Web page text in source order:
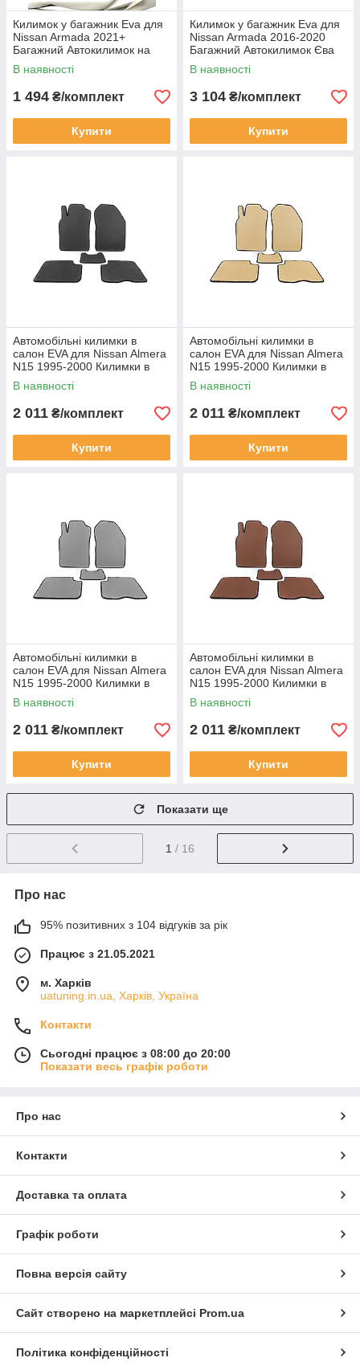
Килимок у багажник Eva для
Nissan Armada 2021+
Багажний Автокилимок на
верх задніх сидінь Єва Ніссан
чорний
В наявності
1 494 ₴/комплект
Купити
Килимок у багажник Eva для
Nissan Armada 2016-2020
Багажний Автокилимок Єва
Ніссан Армада 5 частин
цегляний
В наявності
3 104 ₴/комплект
Купити
Автомобільні килимки в
салон EVA для Nissan Almera
N15 1995-2000 Килимки в
салон Єва Нісан Альмера
чорні
В наявності
2 011 ₴/комплект
Купити
Автомобільні килимки в
салон EVA для Nissan Almera
N15 1995-2000 Килимки в
салон Єва Нісан Альмера
Бежеві
В наявності
2 011 ₴/комплект
Купити
Автомобільні килимки в
салон EVA для Nissan Almera
N15 1995-2000 Килимки в
салон Єва Нісан Альмера
Сірі
В наявності
2 011 ₴/комплект
Купити
Автомобільні килимки в
салон EVA для Nissan Almera
N15 1995-2000 Килимки в
салон Єва Нісан Коричневі
В наявності
2 011 ₴/комплект
Купити
Показати ще
1 / 16
Про нас
95% позитивних з 104 відгуків за рік
Працює з 21.05.2021
м. Харків
uatuning.in.ua, Харків, Україна
Контакти
Сьогодні працює з 08:00 до 20:00
Показати весь графік роботи
Про нас
Контакти
Доставка та оплата
Графік роботи
Повна версія сайту
Сайт створено на маркетплейсі Prom.ua
Політика конфіденційності